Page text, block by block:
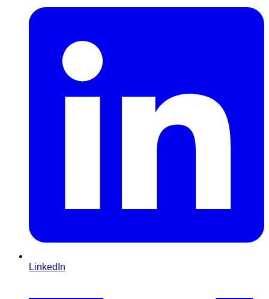
LinkedIn